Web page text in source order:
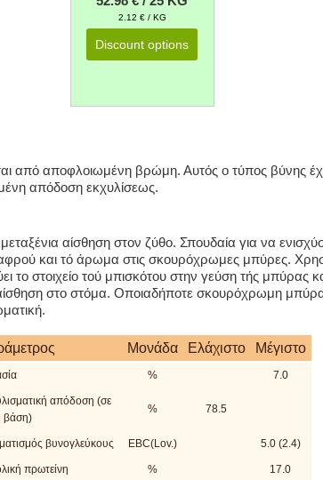
2.12 € / KG
Discount options
από αποφλοιωμένη βρώμη. Αυτός ο τύπος βύνης
απόδοση εκχυλίσεως.
αίσθηση στον ζύθο. Σπουδαία για να
και τό άρωμα στις σκουρόχρωμες μπύρες.
το στοιχείο τού μπισκότου στην γεύση τής μπύρας
στο στόμα. Οποιαδήποτε σκουρόχρωμη
Μονάδα Ελάχιστο Μέγιστο
% 7.0
απόδοση (σε
βάση)
% 78.5
βυνογλεύκους EBC(Lov.) 5.0 (2.4)
πρωτείνη % 17.0